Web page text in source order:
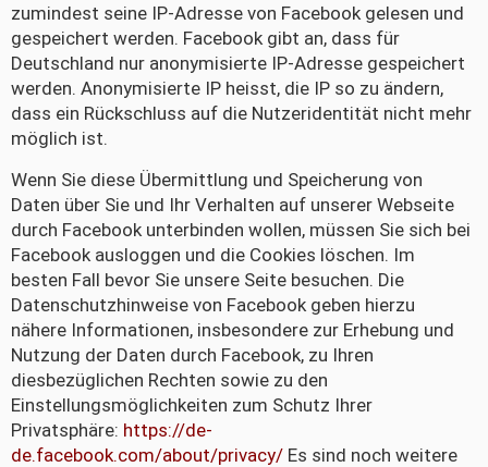
zumindest seine IP-Adresse von Facebook gelesen und
gespeichert werden. Facebook gibt an, dass für
Deutschland nur anonymisierte IP-Adresse gespeichert
werden. Anonymisierte IP heisst, die IP so zu ändern,
dass ein Rückschluss auf die Nutzeridentität nicht mehr
möglich ist.
Wenn Sie diese Übermittlung und Speicherung von
Daten über Sie und Ihr Verhalten auf unserer Webseite
durch Facebook unterbinden wollen, müssen Sie sich bei
Facebook ausloggen und die Cookies löschen. Im
besten Fall bevor Sie unsere Seite besuchen. Die
Datenschutzhinweise von Facebook geben hierzu
nähere Informationen, insbesondere zur Erhebung und
Nutzung der Daten durch Facebook, zu Ihren
diesbezüglichen Rechten sowie zu den
Einstellungsmöglichkeiten zum Schutz Ihrer
Privatsphäre: https://de-
de.facebook.com/about/privacy/ Es sind noch weitere